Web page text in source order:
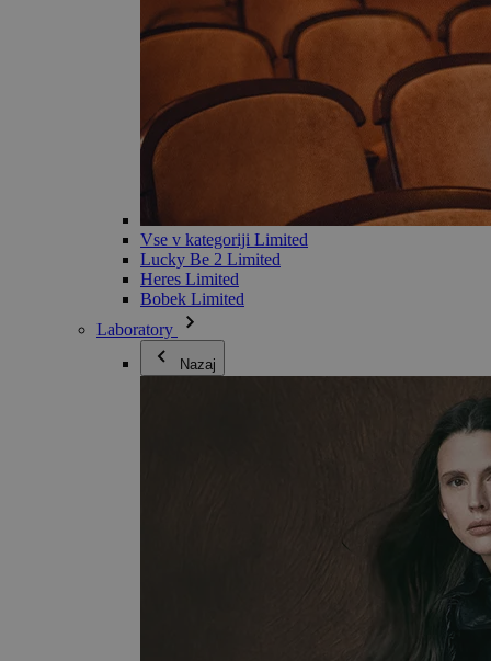
Vse v kategoriji Limited
Lucky Be 2 Limited
Heres Limited
Bobek Limited
Laboratory
Nazaj